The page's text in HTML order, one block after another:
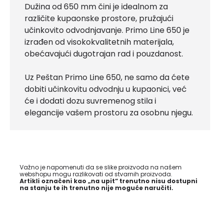
Dužina od 650 mm čini je idealnom za
različite kupaonske prostore, pružajući
učinkovito odvodnjavanje. Primo Line 650 je
izrađen od visokokvalitetnih materijala,
obećavajući dugotrajan rad i pouzdanost.
Uz Peštan Primo Line 650, ne samo da ćete
dobiti učinkovitu odvodnju u kupaonici, već
će i dodati dozu suvremenog stila i
elegancije vašem prostoru za osobnu njegu.
Važno je napomenuti da se slike proizvoda na našem
webshopu mogu razlikovati od stvarnih proizvoda.
Artikli označeni kao „na upit“ trenutno nisu dostupni
na stanju te ih trenutno nije moguće naručiti.